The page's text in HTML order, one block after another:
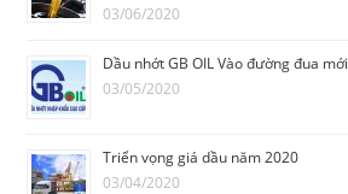
03/06/2020
Dầu nhớt GB OIL Vào đường đua mới
03/05/2020
Triển vọng giá dầu năm 2020
03/04/2020